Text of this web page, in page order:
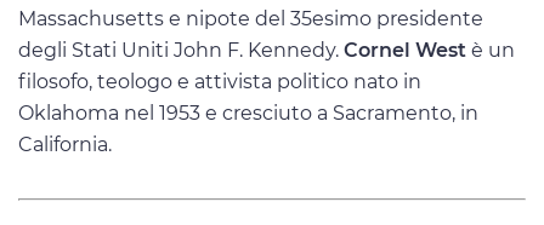
Massachusetts e nipote del 35esimo presidente
degli Stati Uniti John F. Kennedy. Cornel West è un
filosofo, teologo e attivista politico nato in
Oklahoma nel 1953 e cresciuto a Sacramento, in
California.